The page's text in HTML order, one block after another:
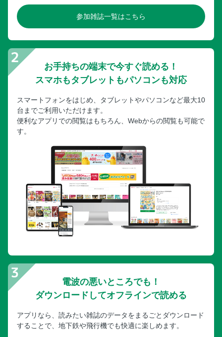
参加雑誌一覧はこちら
お手持ちの端末で今すぐ読める！
スマホもタブレットもパソコンも対応
スマートフォンをはじめ、タブレットやパソコンなど最大10
台までご利用いただけます。
便利なアプリでの閲覧はもちろん、Webからの閲覧も可能で
す。
電波の悪いところでも！
ダウンロードしてオフラインで読める
アプリなら、読みたい雑誌のデータをまるごとダウンロード
することで、地下鉄や飛行機でも快適に楽しめます。